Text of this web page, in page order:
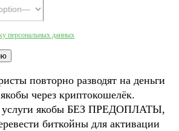
персональных данных
повторно разводят на деньги
через криптокошелёк.
услуги якобы БЕЗ ПРЕДОПЛАТЫ,
биткойны для активации